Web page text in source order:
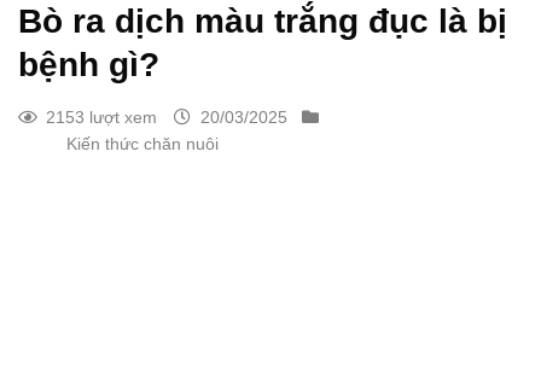
Bò ra dịch màu trắng đục là bị
bệnh gì?
2153 lượt xem
20/03/2025
Kiến thức chăn nuôi